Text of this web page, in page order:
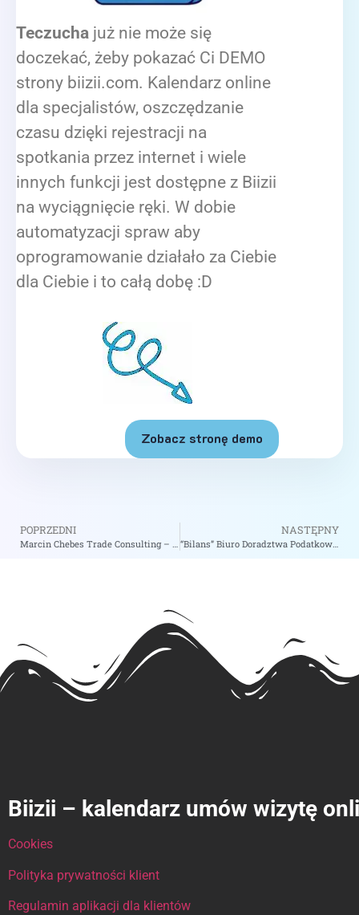
Teczucha już nie może się
doczekać, żeby pokazać Ci DEMO
strony biizii.com. Kalendarz online
dla specjalistów, oszczędzanie
czasu dzięki rejestracji na
spotkania przez internet i wiele
innych funkcji jest dostępne z Biizii
na wyciągnięcie ręki. W dobie
automatyzacji spraw aby
oprogramowanie działało za Ciebie
dla Ciebie i to całą dobę :D
Zobacz stronę demo
POPRZEDNI
Marcin Chebes Trade Consulting – zobacz na biizii.com
NASTĘPNY
“Bilans” Biuro Doradztwa Podatkowego Zygmunt Tabisz – zobacz na biizii.com
Biizii – kalendarz umów wizytę
Cookies
Polityka prywatności klient
Regulamin aplikacji dla klientów